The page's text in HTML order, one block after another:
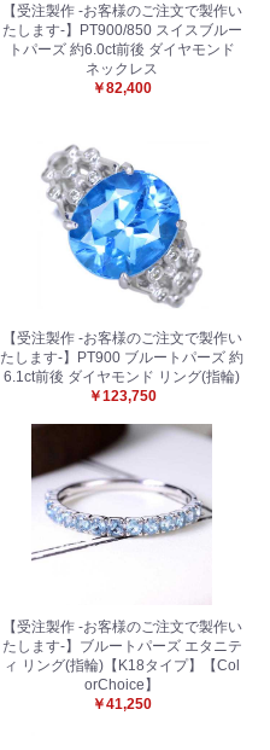
【受注製作 -お客様のご注文で製作い
たします-】PT900/850 スイスブルー
トパーズ 約6.0ct前後 ダイヤモンド
ネックレス
￥82,400
【受注製作 -お客様のご注文で製作い
たします-】PT900 ブルートパーズ 約
6.1ct前後 ダイヤモンド リング(指輪)
￥123,750
【受注製作 -お客様のご注文で製作い
たします-】ブルートパーズ エタニテ
ィ リング(指輪)【K18タイプ】【Col
orChoice】
￥41,250